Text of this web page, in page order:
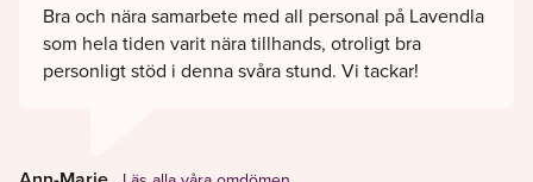
när ni behöver vår hjälp.
Bra och nära samarbete med all personal på Lavendla
som hela tiden varit nära tillhands, otroligt bra
personligt stöd i denna svåra stund. Vi tackar!